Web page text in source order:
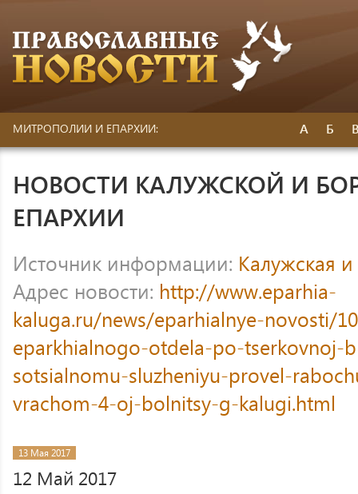
МИТРОПОЛИИ И ЕПАРХИИ: А Б
НОВОСТИ КАЛУЖСКОЙ И
ЕПАРХИИ
Источник информации: Калужская
Адрес новости: http://www.eparhia-
kaluga.ru/news/eparhialnye-novosti/
eparkhialnogo-otdela-po-tserkovnoj-
sotsialnomu-sluzheniyu-provel-
vrachom-4-oj-bolnitsy-g-kalugi.html
13 Мая 2017
12 Май 2017